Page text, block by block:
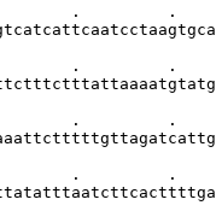
.         .
.         .
.         .
.         .